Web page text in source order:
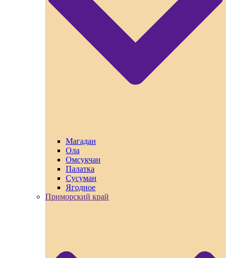
Магадан
Ола
Омсукчан
Палатка
Сусуман
Ягодное
Приморский край